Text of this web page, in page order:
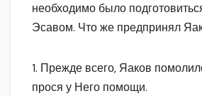
необходимо было
Эсавом. Что же предпринял
1. Прежде всего, Яаков
прося у Него помощи.